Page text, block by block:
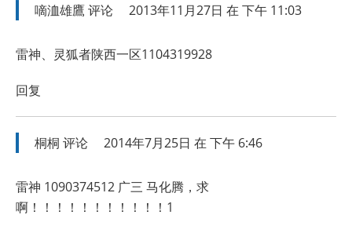
嘀洫雄鷹评论 2013年11月27日 在 下午 11:03
雷神、灵狐者陕西一区1104319928
回复
桐桐 评论 2014年7月25日 在 下午 6:46
雷神 1090374512 广三 马化腾，求
啊！！！！！！！！！！！1